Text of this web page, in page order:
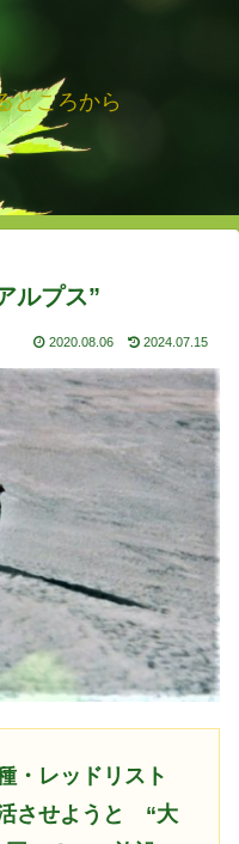
ところから
プス”
2020.08.06 2024.07.15
・レッドリスト
させようと “大